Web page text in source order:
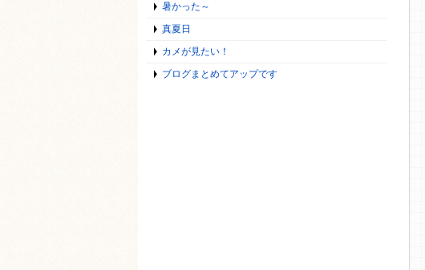
暑かった～
真夏日
カメが見たい！
ブログまとめてアップです